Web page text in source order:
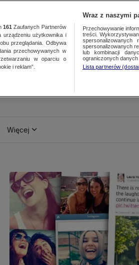
Więcej
161 Zaufanych Partnerów
urządzeniu użytkownika i
przeglądania. Odbywa
przechowywanych w
w oparciu o
i reklam”.
Wraz z naszymi
Przechowywanie
treści.
spersonalizowanych
lub kombinacji
ograniczonych danych
Lista partnerów